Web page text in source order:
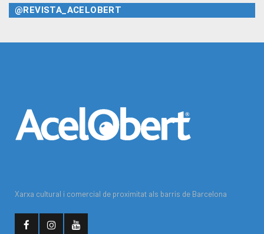
@REVISTA_ACELOBERT
Xarxa cultural i comercial de proximitat als barris de Barcelona